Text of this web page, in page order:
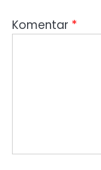
Komentar *